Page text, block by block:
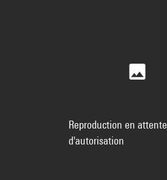
Reproduction en attente
d'autorisation